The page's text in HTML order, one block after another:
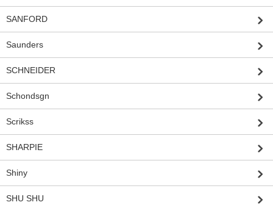
SANFORD
Saunders
SCHNEIDER
Schondsgn
Scrikss
SHARPIE
Shiny
SHU SHU